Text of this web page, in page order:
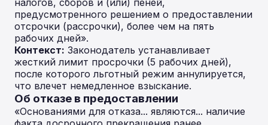
налогов, сборов и (или) пеней,
предусмотренного решением о предоставлении
отсрочки (рассрочки), более чем на пять
рабочих дней».
Контекст: Законодатель устанавливает
жесткий лимит просрочки (5 рабочих дней),
после которого льготный режим аннулируется,
что влечет немедленное взыскание.
Об отказе в предоставлении
«Основаниями для отказа... являются... наличие